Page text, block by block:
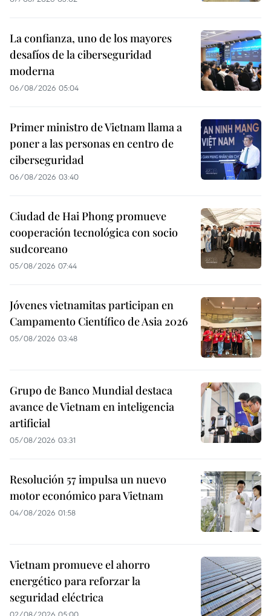
La confianza, uno de los mayores
desafíos de la ciberseguridad
moderna
06/08/2026 05:04
Primer ministro de Vietnam llama a
poner a las personas en centro de
ciberseguridad
06/08/2026 03:40
Ciudad de Hai Phong promueve
cooperación tecnológica con socio
sudcoreano
05/08/2026 07:44
Jóvenes vietnamitas participan en
Campamento Científico de Asia 2026
05/08/2026 03:48
Grupo de Banco Mundial destaca
avance de Vietnam en inteligencia
artificial
05/08/2026 03:31
Resolución 57 impulsa un nuevo
motor económico para Vietnam
04/08/2026 01:58
Vietnam promueve el ahorro
energético para reforzar la
seguridad eléctrica